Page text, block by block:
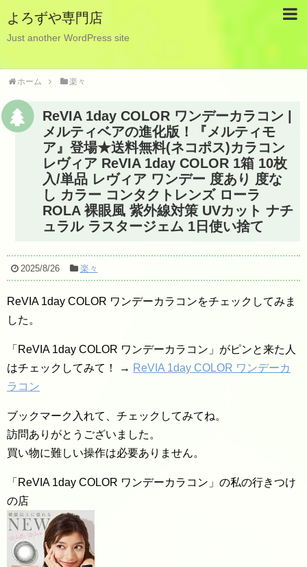
よろずや専門店
Just another WordPress site
ホーム 楽々
ReVIA 1day COLOR ワンデーカラコン |
メルティベアの進化版！『メルティモ
ア』登場★送料無料(ネコポス)カラコン
レヴィア ReVIA 1day COLOR 1箱 10枚
入/単品 レヴィア ワンデー 度あり 度な
し カラー コンタクトレンズ ローラ
ROLA 裸眼風 紫外線対策 UVカット ナチ
ュラル ラスタージェム 1日使い捨て
2025/8/26 楽々
ReVIA 1day COLOR ワンデーカラコンをチェックしてみま
した。
「ReVIA 1day COLOR ワンデーカラコン」がピンと来た人
はチェックしてみて！ → ReVIA 1day COLOR ワンデーカ
ラコン
ブックマーク入れて、チェックしてみてね。
訪問ありがとうございました。
買い物に難しい操作は必要ありません。
「ReVIA 1day COLOR ワンデーカラコン」の私の行きつけ
の店